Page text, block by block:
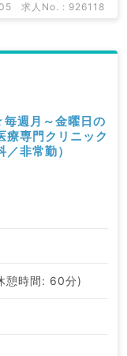
求人No. : 926118
週月～金曜日の
専門クリニック
非常勤）
憩時間: 60分)